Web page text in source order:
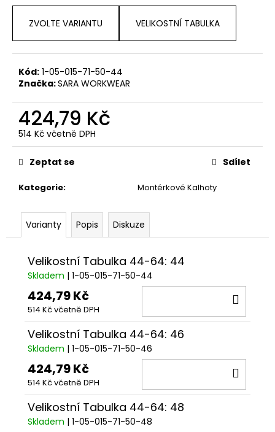
ZVOLTE VARIANTU VELIKOSTNÍ TABULKA
Kód: 1-05-015-71-50-44
Značka:SARA WORKWEAR
424,79 Kč
514 Kč včetně DPH
Měrná
cena:
Kategorie: Montérkové Kalhoty
Zeptat se Sdílet
Varianty Popis Diskuze
Velikostní Tabulka 44-64: 44
Skladem | 1-05-015-71-50-44
424,79 Kč
514 Kč včetně DPH
Velikostní Tabulka 44-64: 46
Skladem | 1-05-015-71-50-46
424,79 Kč
514 Kč včetně DPH
Velikostní Tabulka 44-64: 48
Skladem | 1-05-015-71-50-48
o
o
r
č
u
j
e
m
e